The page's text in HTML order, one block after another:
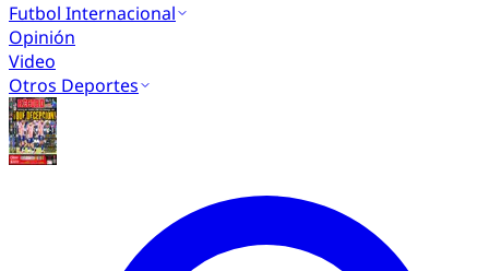
Futbol Internacional
Opinión
Video
Otros Deportes